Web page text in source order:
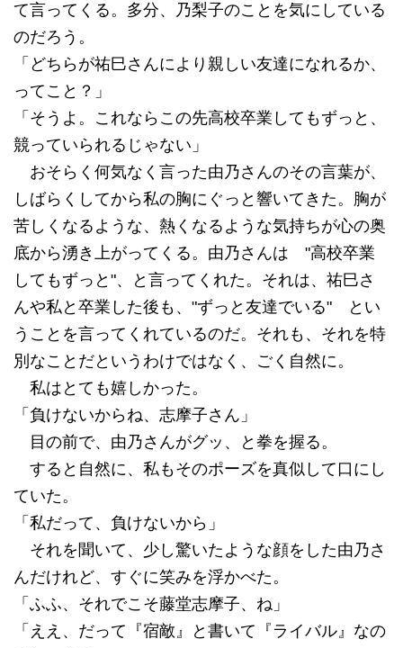
て言ってくる。多分、乃梨子のことを気にしている
のだろう。
「どちらが祐巳さんにより親しい友達になれるか、
ってこと？」
「そうよ。これならこの先高校卒業してもずっと、
競っていられるじゃない」
おそらく何気なく言った由乃さんのその言葉が、
しばらくしてから私の胸にぐっと響いてきた。胸が
苦しくなるような、熱くなるような気持ちが心の奥
底から湧き上がってくる。由乃さんは "高校卒業
してもずっと"、と言ってくれた。それは、祐巳さ
んや私と卒業した後も、"ずっと友達でいる" とい
うことを言ってくれているのだ。それも、それを特
別なことだというわけではなく、ごく自然に。
私はとても嬉しかった。
「負けないからね、志摩子さん」
目の前で、由乃さんがグッ、と拳を握る。
すると自然に、私もそのポーズを真似して口にし
ていた。
「私だって、負けないから」
それを聞いて、少し驚いたような顔をした由乃さ
んだけれど、すぐに笑みを浮かべた。
「ふふ、それでこそ藤堂志摩子、ね」
「ええ、だって『宿敵』と書いて『ライバル』なの